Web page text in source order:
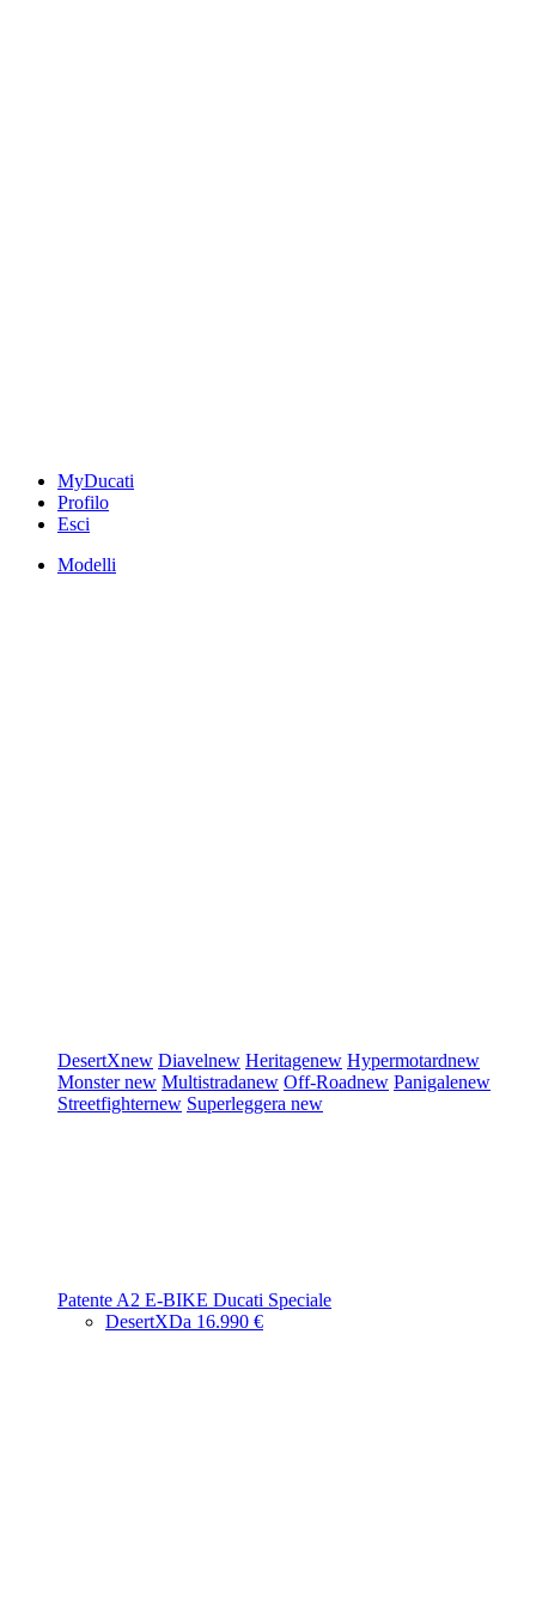
MyDucati
Profilo
Esci
Modelli
DesertXnew Diavelnew Heritagenew Hypermotardnew
Monsternew Multistradanew Off-Roadnew Panigalenew
Streetfighternew Superleggera new
Patente A2 E-BIKE Ducati Speciale
DesertXDa 16.990 €